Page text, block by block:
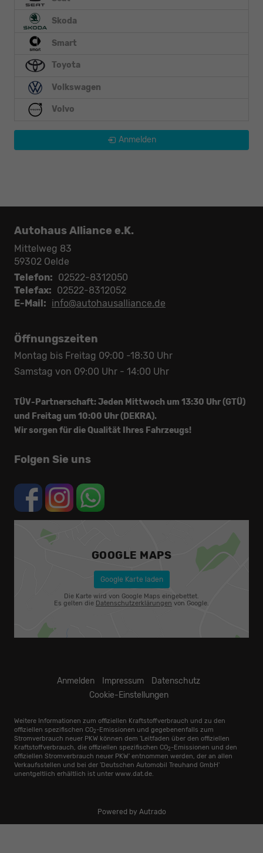
Skoda
Smart
Toyota
Volkswagen
Volvo
Anmelden
Autohaus Alliance e.K.
Mittelweg 83
59302 Oelde
Telefon: 02522-8312050
Telefax: 02522-8312052
E-Mail: info@autohausalliance.de
Öffnungszeiten
Montag bis Freitag 09:00 -18:30 Uhr
Samstag von 09:00 Uhr - 14:00 Uhr
TÜV-Partnerschaft: Jeden Mittwoch um 13:30 Uhr (GTÜ)
und Freitag um 10:00 Uhr (DEKRA).
Wir sorgen für die Qualität Ihres Fahrzeugs!
Folgen Sie uns
GOOGLE MAPS
Google Karte laden
Die Karte wird von Google Maps eingebettet.
Es gelten die Datenschutzerklärungen von Google.
Anmelden Impressum
Datenschutz
Cookie-Einstellungen
Weitere Informationen zum offiziellen Kraftstoffverbrauch und zu den
offiziellen spezifischen CO2 -Emissionen und gegebenenfalls zum
Stromverbrauch neuer PKW können dem 'Leitfaden über den offiziellen
Kraftstoffverbrauch, die offiziellen spezifischen CO2 -Emissionen und den
offiziellen Stromverbrauch neuer PKW' entnommen werden, der an allen
Verkaufsstellen und bei der 'Deutschen Automobil Treuhand GmbH'
unentgeltlich erhältlich ist unter www.dat.de.
Powered by Autrado